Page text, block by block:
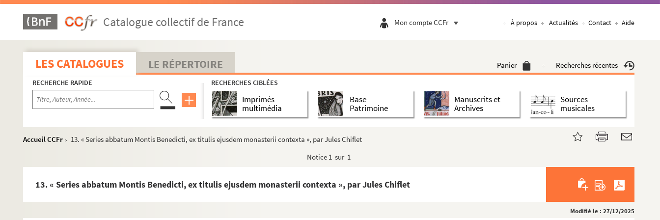
Catalogue collectif de France Mon compte CCFr À propos Actualités Contact Aide
LES CATALOGUES LE RÉPERTOIRE Panier Recherches récentes
RECHERCHE RAPIDE RECHERCHES CIBLÉES
Imprimés
multimédia
Base
Patrimoine
Manuscrits et
Archives
Sources
musicales
Accueil CCFr >
13. « Series abbatum Montis Benedicti, ex titulis ejusdem monasterii contexta », par Jules Chiflet
Notice 1 sur 1
13. « Series abbatum Montis Benedicti, ex titulis ejusdem monasterii contexta », par Jules Chiflet
Modifié le : 27/12/2025
Fol. 12. « Séries abbatum Lutrensium, vulgo Lure : ex monumentis et chartis Luxov. » De la main de Jules Chif...
Fol. 13. « Series abbatum Montis Benedicti, ex titulis ejusdem monasterii contexta », par Jules Chiflet
Fol. 15. « Abbates qui praefuerunt monasterio Luxoviensi, ab anno Domini 595 [ad annum 1666] », auctore Julio...
Fol. 23. Testament de Quentin Ménart, archevêque de Besançon ; Gy, 17 décembre 1462 ; « extraict sur l'origin...
Fol. 33. « ... Claudii d'Achey, archiepiscopi Bisuntini, Imperii principis, elogium funebre »
Fol. 38. « Extrait de l'inventaire de l'hospital du Saint-Esprit [de Besançon], en la boitte de Salins », par...
Fol. 41. Testament et deux codicilles de Jean de Chalon, comte d'Auxerre et seigneur de Rochefort (1302-1309)
Fol. 63. Blasons des vitres de l'église de Montbarrey : croquis à la plume